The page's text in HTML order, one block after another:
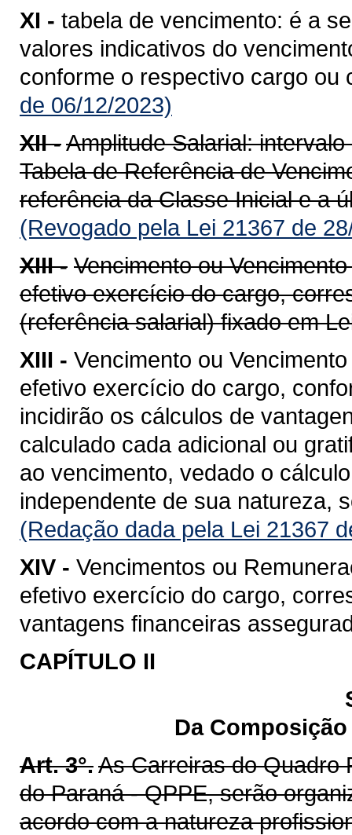
XI - tabela de vencimento: é a
valores indicativos do
conforme o respectivo cargo ou
de 06/12/2023)
XII -Amplitude Salarial:
Tabela de Referência de
referência da Classe Inicial e a
(Revogado pela Lei 21367 de
XIII - Vencimento ou
efetivo exercício do cargo,
(referência salarial) fixado em
XIII - Vencimento ou
efetivo exercício do cargo,
incidirão os cálculos de
calculado cada adicional ou
ao vencimento, vedado o
independente de sua natureza,
(Redação dada pela Lei 21367
XIV - Vencimentos ou
efetivo exercício do cargo,
vantagens financeiras
CAPÍTULO II
Da
Art. 3°.As Carreiras do Quadro
do Paraná - QPPE, serão
acordo com a natureza